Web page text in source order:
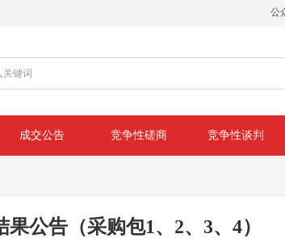
公
成交公告 竞争性磋商 竞争性谈判
公告（采购包1、2、3、4）